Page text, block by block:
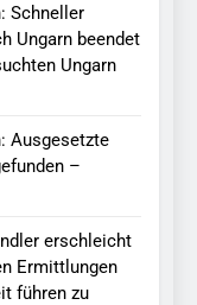
Schneller
Ungarn beendet
Ungarn
Ausgesetzte
–
erschleicht
Ermittlungen
führen zu